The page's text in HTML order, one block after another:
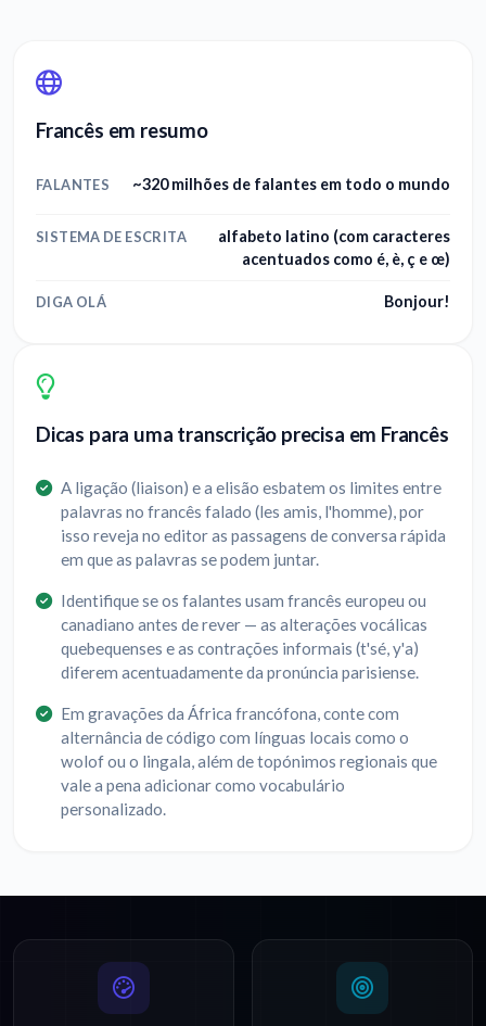
Francês em resumo
FALANTES ~320 milhões de falantes em todo o mundo
SISTEMA DE ESCRITA
alfabeto latino (com caracteres
acentuados como é, è, ç e œ)
DIGA OLÁ Bonjour!
Dicas para uma transcrição precisa em Francês
A ligação (liaison) e a elisão esbatem os limites entre
palavras no francês falado (les amis, l'homme), por
isso reveja no editor as passagens de conversa rápida
em que as palavras se podem juntar.
Identifique se os falantes usam francês europeu ou
canadiano antes de rever — as alterações vocálicas
quebequenses e as contrações informais (t'sé, y'a)
diferem acentuadamente da pronúncia parisiense.
Em gravações da África francófona, conte com
alternância de código com línguas locais como o
wolof ou o lingala, além de topónimos regionais que
vale a pena adicionar como vocabulário
personalizado.